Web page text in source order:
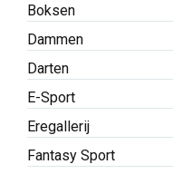
Boksen
Dammen
Darten
E-Sport
Eregallerij
Fantasy Sport